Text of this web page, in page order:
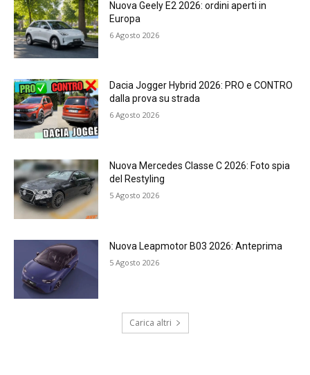
Nuova Geely E2 2026: ordini aperti in
Europa
6 Agosto 2026
Dacia Jogger Hybrid 2026: PRO e CONTRO
dalla prova su strada
6 Agosto 2026
Nuova Mercedes Classe C 2026: Foto spia
del Restyling
5 Agosto 2026
Nuova Leapmotor B03 2026: Anteprima
5 Agosto 2026
Carica altri